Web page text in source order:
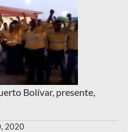
Bolívar, presente,
2020